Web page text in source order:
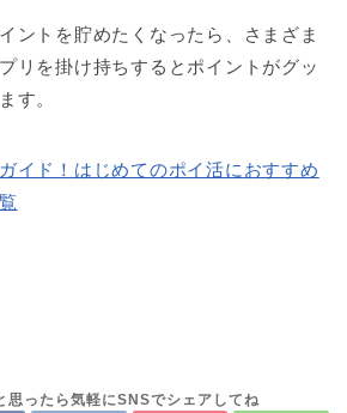
ントを貯めたくなったら、さまざま
リを掛け持ちするとポイントがグッ
す。
イド！はじめてのポイ活におすすめ